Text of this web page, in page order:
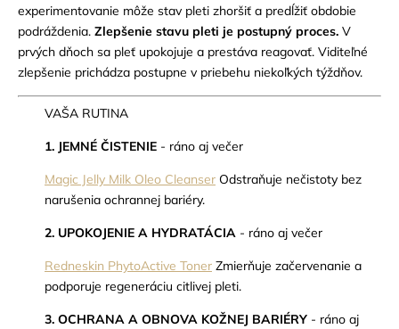
experimentovanie môže stav pleti zhoršiť a predĺžiť obdobie
podráždenia. Zlepšenie stavu pleti je postupný proces. V
prvých dňoch sa pleť upokojuje a prestáva reagovať. Viditeľné
zlepšenie prichádza postupne v priebehu niekoľkých týždňov.
VAŠA RUTINA
1. JEMNÉ ČISTENIE - ráno aj večer
Magic Jelly Milk Oleo Cleanser Odstraňuje nečistoty bez
narušenia ochrannej bariéry.
2. UPOKOJENIE A HYDRATÁCIA - ráno aj večer
Redneskin PhytoActive Toner Zmierňuje začervenanie a
podporuje regeneráciu citlivej pleti.
3. OCHRANA A OBNOVA KOŽNEJ BARIÉRY - ráno aj